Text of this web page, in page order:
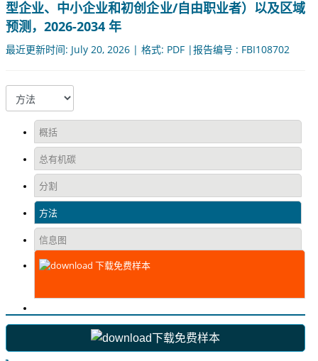
型企业、中小企业和初创企业/自由职业者）以及区域
预测，2026-2034 年
最近更新时间: July 20, 2026 | 格式: PDF |报告编号 : FBI108702
概括
总有机碳
分割
方法
信息图
下载免费样本
下载免费样本